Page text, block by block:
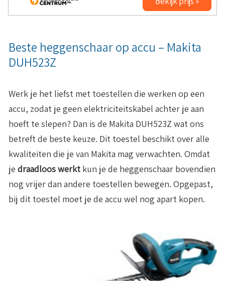
Beste heggenschaar op accu – Makita
DUH523Z
Werk je het liefst met toestellen die werken op een
accu, zodat je geen elektriciteitskabel achter je aan
hoeft te slepen? Dan is de Makita DUH523Z wat ons
betreft de beste keuze. Dit toestel beschikt over alle
kwaliteiten die je van Makita mag verwachten. Omdat
je draadloos werkt kun je de heggenschaar bovendien
nog vrijer dan andere toestellen bewegen. Opgepast,
bij dit toestel moet je de accu wel nog apart kopen.